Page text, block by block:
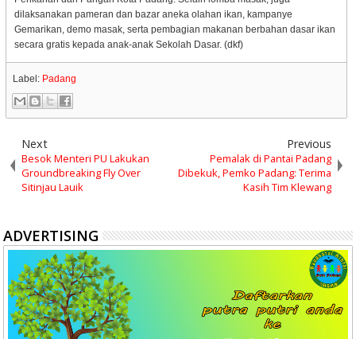
dilaksanakan pameran dan bazar aneka olahan ikan, kampanye
Gemarikan, demo masak, serta pembagian makanan berbahan dasar ikan
secara gratis kepada anak-anak Sekolah Dasar. (dkf)
Label: Padang
Next
Besok Menteri PU Lakukan
Groundbreaking Fly Over
Sitinjau Lauik
Previous
Pemalak di Pantai Padang
Dibekuk, Pemko Padang: Terima
Kasih Tim Klewang
ADVERTISING